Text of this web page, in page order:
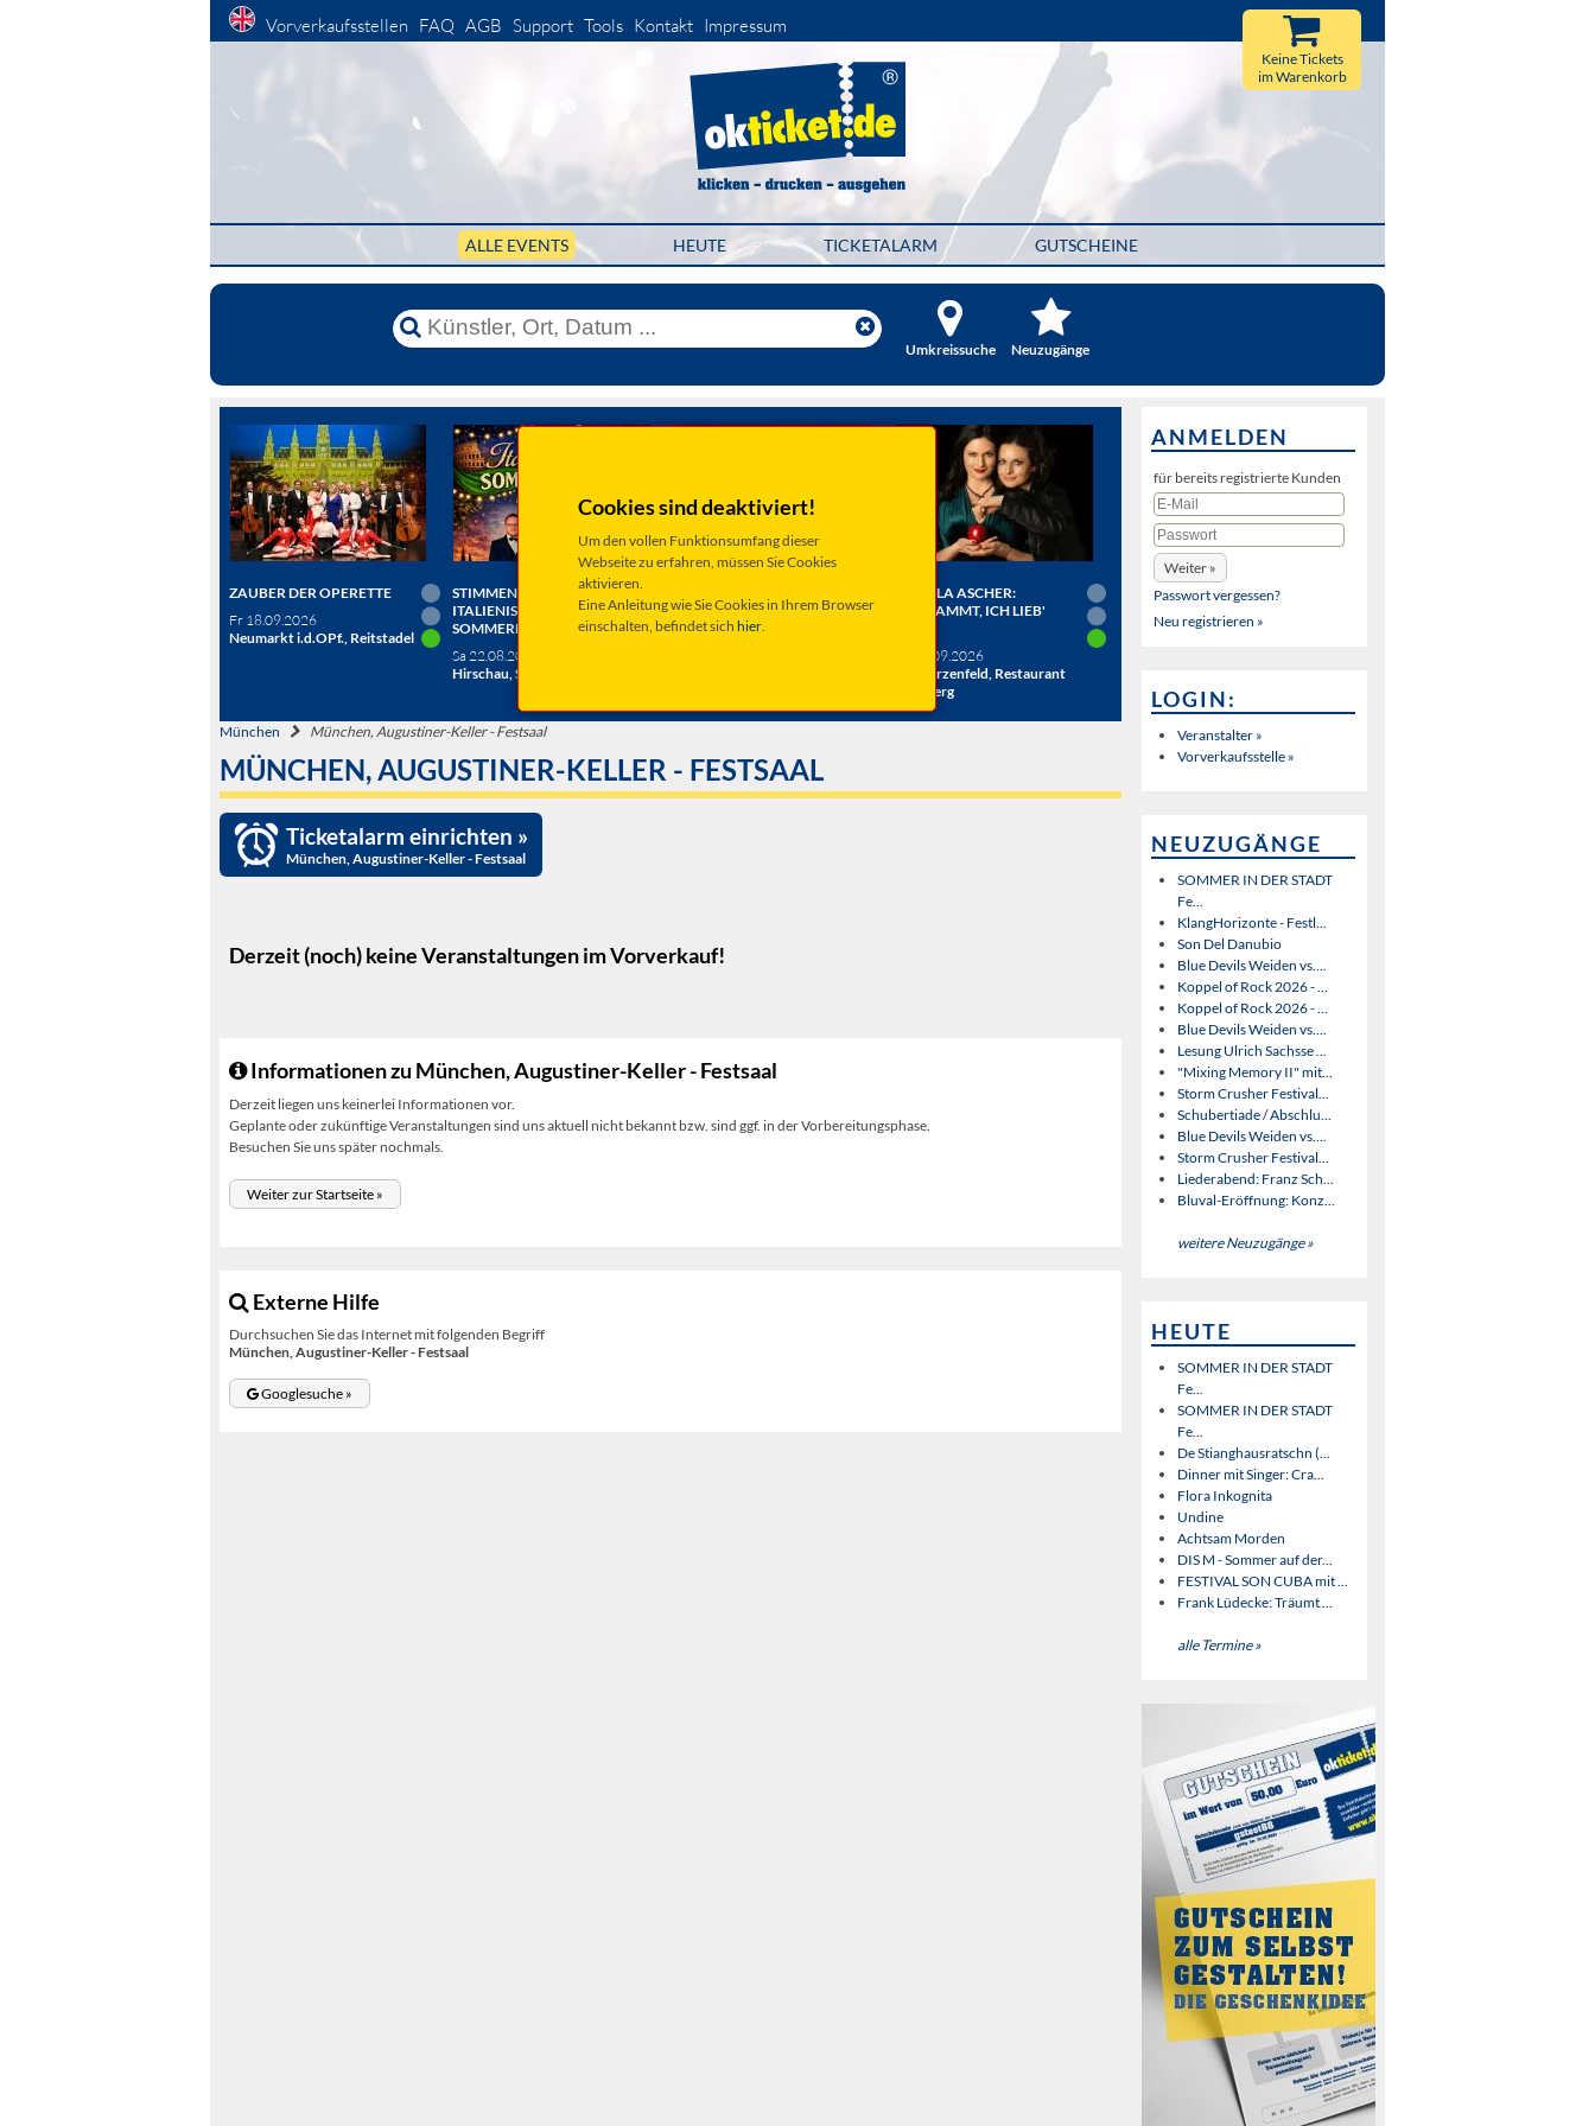
Vorverkaufsstellen FAQ AGB Support Tools Kontakt Impressum
ALLE EVENTS HEUTE TICKETALARM GUTSCHEINE
Keine Tickets
im Warenkorb
Umkreissuche Neuzugänge
Cookies sind deaktiviert!
Um den vollen Funktionsumfang dieser
Webseite zu erfahren, müssen Sie Cookies
aktivieren.
Eine Anleitung wie Sie Cookies in Ihrem Browser
einschalten, befindet sich hier.
ZAUBER DER OPERETTE
Fr 18.09.2026
Neumarkt i.d.OPf., Reitstadel
STIMMEN DER BERGE:
ITALIENISCHE
SOMMERNACHT
Sa 22.08.2026
Hirschau, Schlosshof
DAS JUBILÄUMSKONZERT
verschiedene Termine
ANGELA ASCHER:
VERDAMMT, ICH LIEB'
Sa 19.09.2026
Schwarzenfeld, Restaurant
Miesberg
München München, Augustiner-Keller - Festsaal
MÜNCHEN, AUGUSTINER-KELLER - FESTSAAL
Ticketalarm einrichten »
München, Augustiner-Keller - Festsaal
Derzeit (noch) keine Veranstaltungenim Vorverkauf!
Informationen zu München, Augustiner-Keller - Festsaal
Derzeit liegen uns keinerlei Informationen vor.
Geplante oder zukünftige Veranstaltungen sind uns aktuell nicht bekannt bzw. sind ggf. in der Vorbereitungsphase.
Besuchen Sie uns später nochmals.
Weiter zur Startseite »
Externe Hilfe
Durchsuchen Sie das Internet mit folgenden Begriff
München, Augustiner-Keller - Festsaal
Googlesuche »
ANMELDEN
für bereits registrierte Kunden
Passwort vergessen?
Neu registrieren »
LOGIN:
Veranstalter »
Vorverkaufsstelle »
NEUZUGÄNGE
SOMMER IN DER STADT
Fe...
KlangHorizonte - Festl...
Son Del Danubio
Blue Devils Weiden vs....
Koppel of Rock 2026 - ...
Koppel of Rock 2026 - ...
Blue Devils Weiden vs....
Lesung Ulrich Sachsse ...
"Mixing Memory II" mit...
Storm Crusher Festival...
Schubertiade / Abschlu...
Blue Devils Weiden vs....
Storm Crusher Festival...
Liederabend: Franz Sch...
Bluval-Eröffnung: Konz...
weitere Neuzugänge »
HEUTE
SOMMER IN DER STADT
Fe...
SOMMER IN DER STADT
Fe...
De Stianghausratschn (...
Dinner mit Singer: Cra...
Flora Inkognita
Undine
Achtsam Morden
DIS M - Sommer auf der...
FESTIVAL SON CUBA mit ...
Frank Lüdecke: Träumt ...
alle Termine »